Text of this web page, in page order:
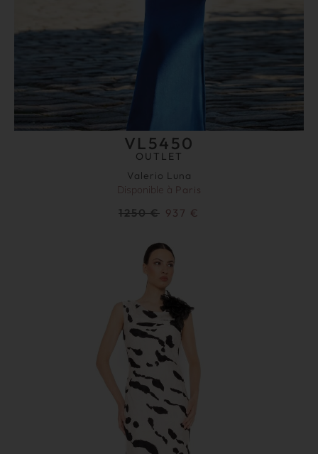
VL5450
OUTLET
Valerio Luna
Disponible à Paris
1250€ 937 €